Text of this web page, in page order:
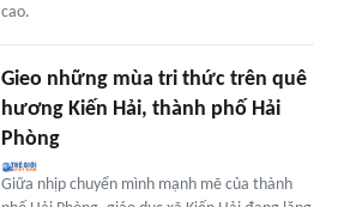
cao.
Gieo những mùa tri thức trên quê
hương Kiến Hải, thành phố Hải
Phòng
Giữa nhịp chuyển mình mạnh mẽ của thành